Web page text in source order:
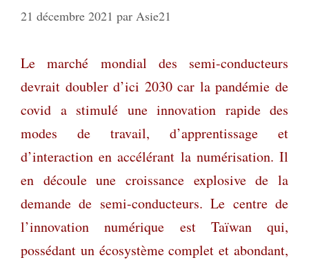
21 décembre 2021 par Asie21
Le marché mondial des semi-conducteurs
devrait doubler d’ici 2030 car la pandémie de
covid a stimulé une innovation rapide des
modes de travail, d’apprentissage et
d’interaction en accélérant la numérisation. Il
en découle une croissance explosive de la
demande de semi-conducteurs. Le centre de
l’innovation numérique est Taïwan qui,
possédant un écosystème complet et abondant,